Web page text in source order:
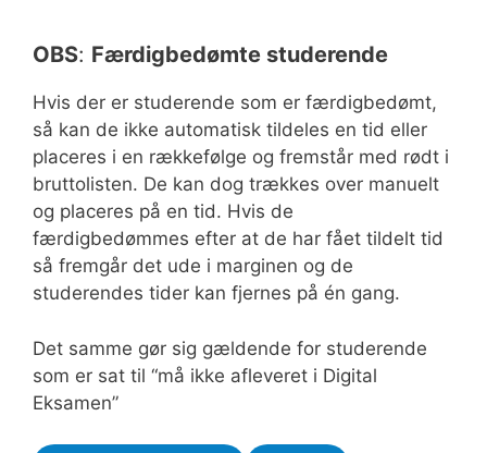
OBS: Færdigbedømte studerende
Hvis der er studerende som er færdigbedømt,
så kan de ikke automatisk tildeles en tid eller
placeres i en rækkefølge og fremstår med rødt i
bruttolisten. De kan dog trækkes over manuelt
og placeres på en tid. Hvis de
færdigbedømmes efter at de har fået tildelt tid
så fremgår det ude i marginen og de
studerendes tider kan fjernes på én gang.
Det samme gør sig gældende for studerende
som er sat til “må ikke afleveret i Digital
Eksamen”